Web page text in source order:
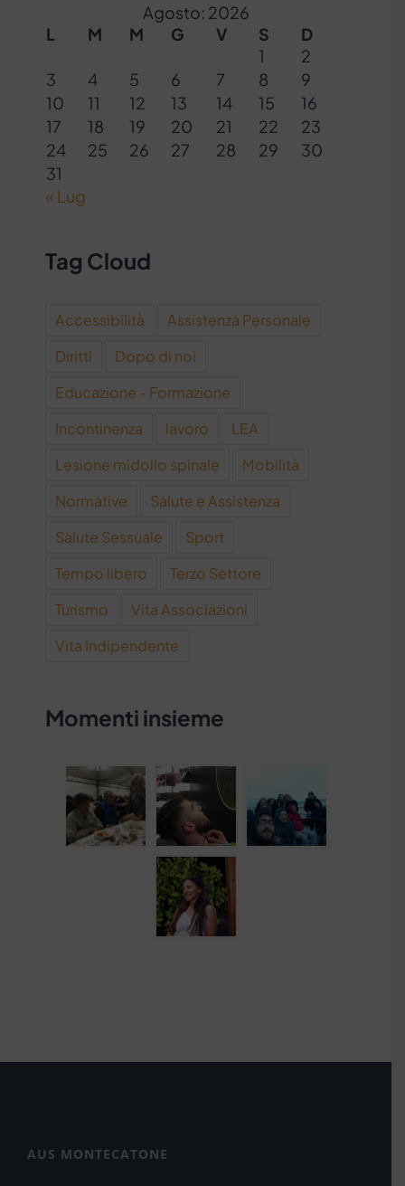
Agosto: 2026
L
M M G V S
D
1
2
3
4 5 6 7 8
9
10
11 12 13 14 15
16
17
18 19 20 21 22
23
24
25 26 27 28 29
30
31
« Lug
Tag Cloud
Accessibilità
Assistenza Personale
Diritti
Dopo di noi
Educazione - Formazione
Incontinenza
lavoro
LEA
Lesione midollo spinale
Mobilità
Normative
Salute e Assistenza
Salute Sessuale
Sport
Tempo libero
Terzo Settore
Turismo
Vita Associazioni
Vita Indipendente
Momenti insieme
AUS MONTECATONE